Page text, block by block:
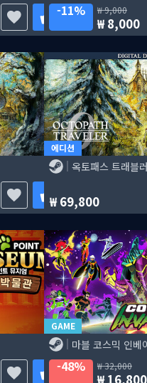
11% 9,000
8,000
에디션
옥토패스 트래블
69,800
GAME
마블 코스믹 인베
48% 32,000
16,800